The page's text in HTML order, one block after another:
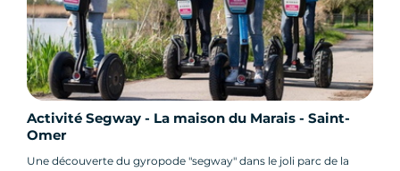
Activité Segway - La maison du Marais - Saint-
Omer
Une découverte du gyropode "segway" dans le joli parc de la